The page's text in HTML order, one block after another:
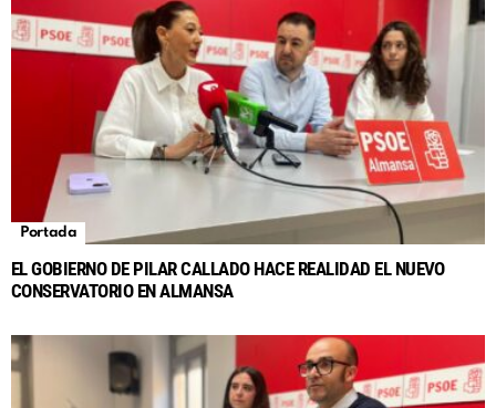
Portada
EL GOBIERNO DE PILAR CALLADO HACE REALIDAD EL NUEVO
CONSERVATORIO EN ALMANSA